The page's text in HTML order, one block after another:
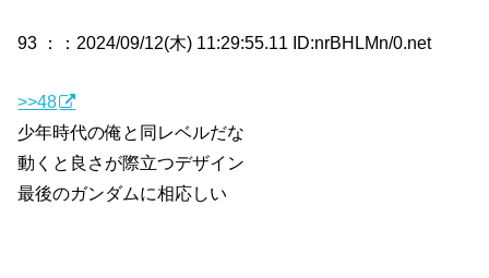
93 ： ：2024/09/12(木) 11:29:55.11 ID:nrBHLMn/0.net
>>48
少年時代の俺と同レベルだな
動くと良さが際立つデザイン
最後のガンダムに相応しい